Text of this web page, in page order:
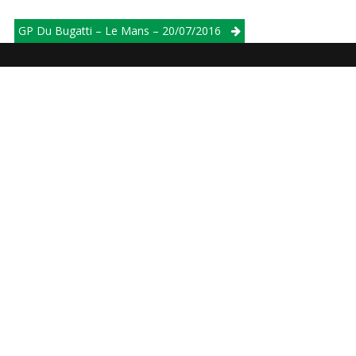
GP Du Bugatti – Le Mans – 20/07/2016